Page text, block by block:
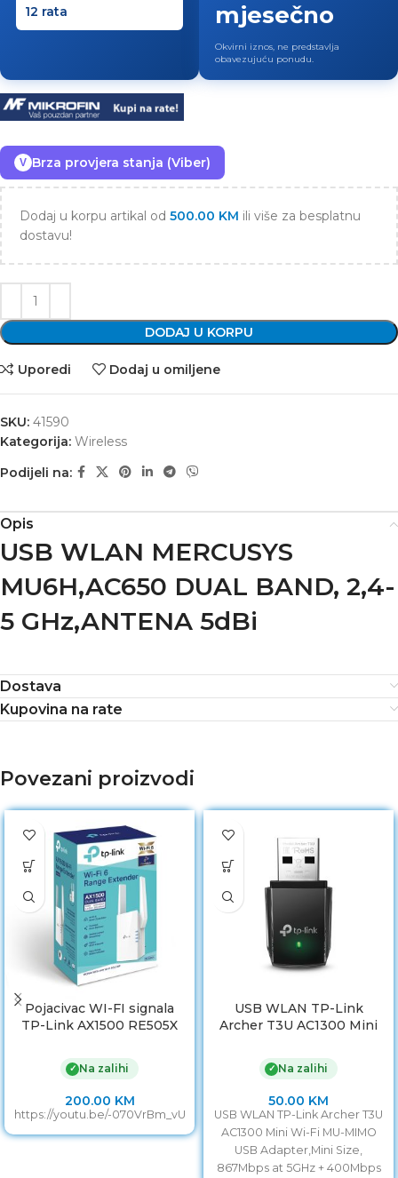
mjesečno
Okvirni iznos, ne predstavlja
obavezujuću ponudu.
V Brza provjera stanja (Viber)
Dodaj u korpu artikal od 500.00 KM ili više za besplatnu
dostavu!
DODAJ U KORPU
Uporedi Dodaj u omiljene
SKU: 41590
Kategorija: Wireless
Podijeli na:
Opis
USB WLAN MERCUSYS
MU6H,AC650 DUAL BAND, 2,4-
5 GHz,ANTENA 5dBi
Dostava
Kupovina na rate
Povezani proizvodi
Pojacivac WI-FI signala
TP-Link AX1500 RE505X
300 Mbps at 2.4GHz, 1200
Mbps at 5GHz, IEEE
802.11a/n/ac/ax 5GHz, IEEE
802.11b/g/n 2.4GHz;
✓ Na zalihi
200.00 KM
https://youtu.be/-070VrBm_vU
USB WLAN TP-Link
Archer T3U AC1300 Mini
Adapter,Mini Size,
867Mbps at 5GHz +
400Mbps at 2.4GHz, USB
3.0
✓ Na zalihi
50.00 KM
USB WLAN TP-Link Archer T3U
AC1300 Mini Wi-Fi MU-MIMO
USB Adapter,Mini Size,
867Mbps at 5GHz + 400Mbps